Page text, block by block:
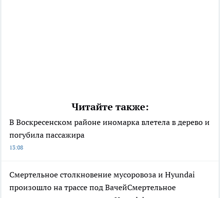
Читайте также:
В Воскресенском районе иномарка влетела в дерево и
погубила пассажира
13:08
Смертельное столкновение мусоровоза и Hyundai
произошло на трассе под ВачейСмертельное